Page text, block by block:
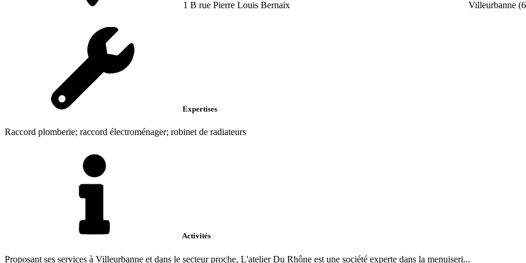
1 B rue Pierre Louis Bernaix Villeurbanne
Expertises
Raccord plomberie; raccord électroménager; robinet de radiateurs
Activités
Proposant ses services à Villeurbanne et dans le secteur proche, L'atelier Du Rhône est une société experte dans la menuiseri...